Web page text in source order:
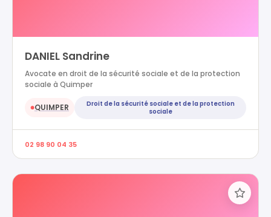
DANIEL Sandrine
Avocate en droit de la sécurité sociale et de la protection
sociale à Quimper
●QUIMPER
Droit de la sécurité sociale et de la protection
sociale
02 98 90 04 35